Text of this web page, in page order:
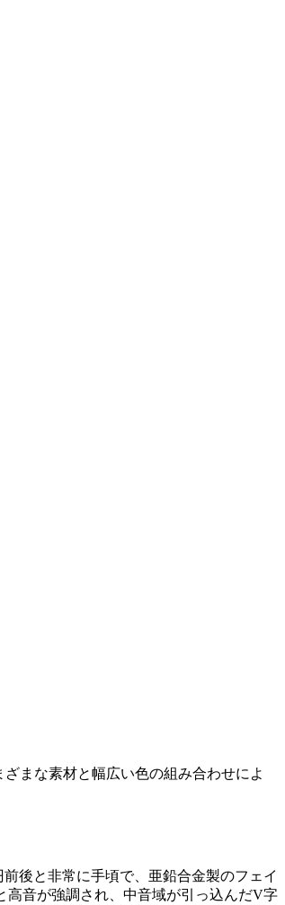
まな素材と幅広い色の組み合わせによ
後と非常に手頃で、亜鉛合金製のフェイ
高音が強調され、中音域が引っ込んだV字